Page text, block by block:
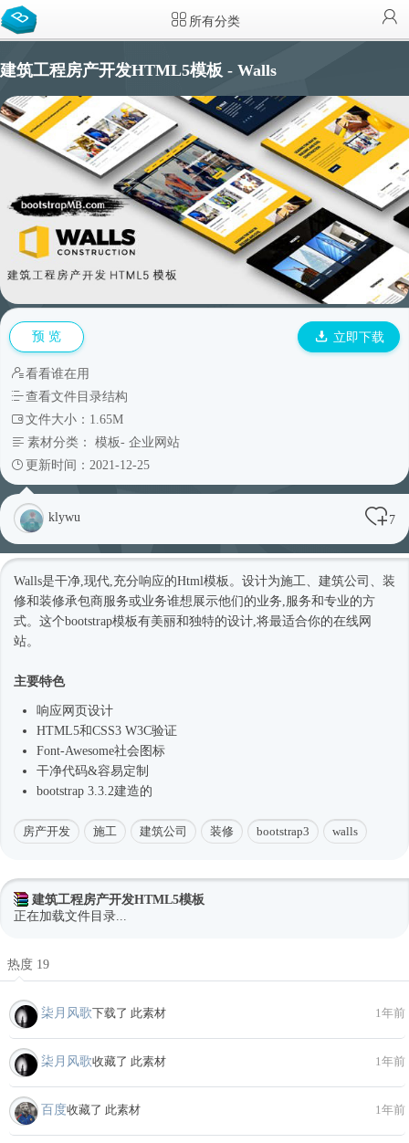
所有分类
建筑工程房产开发HTML5模板 - Walls
预 览 立即下载
看看谁在用
查看文件目录结构
文件大小：1.65M
素材分类： 模板- 企业网站
更新时间：2021-12-25
klywu 7
Walls是干净,现代,充分响应的Html模板 。设计为施工、建筑公司、装
修和装修承包商服务或业务谁想展示他们的业务,服务和专业的方
式。这个bootstrap模板有美丽和独特的设计,将最适合你的在线网
站。
主要特色
响应网页设计
HTML5和CSS3 W3C验证
Font-Awesome社会图标
干净代码&容易定制
bootstrap 3.3.2建造的
房产开发 施工 建筑公司 装修 bootstrap3 walls
建筑工程房产开发HTML5模板
正在加载文件目录...
热度 19
柒月风歌下载了 此素材 1年前
柒月风歌收藏了 此素材 1年前
百度收藏了 此素材 1年前